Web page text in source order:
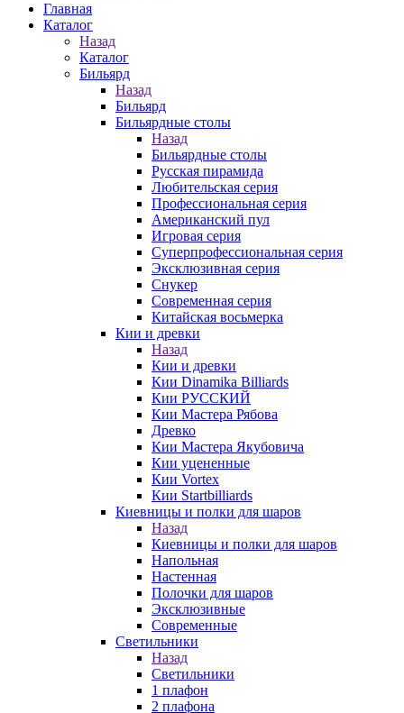
Главная
Каталог
Назад
Каталог
Бильярд
Назад
Бильярд
Бильярдные столы
Назад
Бильярдные столы
Русская пирамида
Любительская серия
Профессиональная серия
Американский пул
Игровая серия
Суперпрофессиональная серия
Эксклюзивная серия
Снукер
Современная серия
Китайская восьмерка
Кии и древки
Назад
Кии и древки
Кии Dinamika Billiards
Кии РУССКИЙ
Кии Мастера Рябова
Древко
Кии Мастера Якубовича
Кии уцененные
Кии Vortex
Кии Startbilliards
Киевницы и полки для шаров
Назад
Киевницы и полки для шаров
Напольная
Настенная
Полочки для шаров
Эксклюзивные
Современные
Светильники
Назад
Светильники
1 плафон
2 плафона